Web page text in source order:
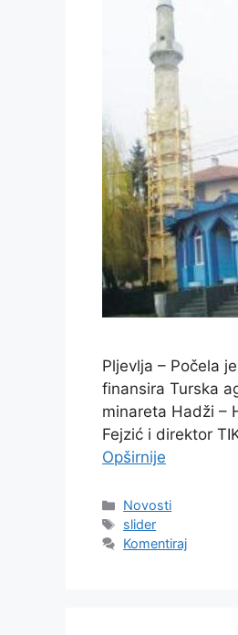
Pljevlja – Počela
finansira Turska
minareta Hadži –
Fejzić i direktor
Opširnije
Kategorije
Novosti
Oznake
slider
Komentiraj